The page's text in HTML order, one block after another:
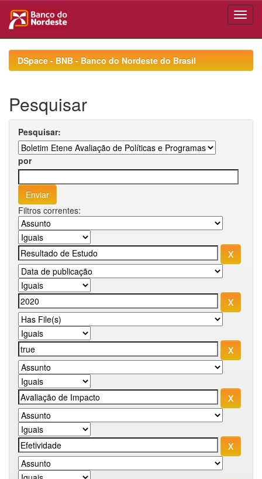
navigationDSpace - BNB - Banco do Nordeste do Brasil
Pesquisar
Pesquisar:
por
Filtros correntes: